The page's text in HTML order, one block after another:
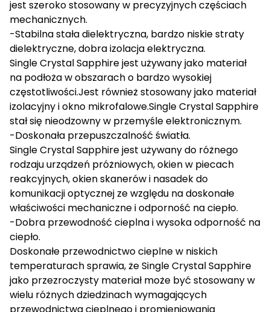
jest szeroko stosowany w precyzyjnych częściach
mechanicznych.
-Stabilna stała dielektryczna, bardzo niskie straty
dielektryczne, dobra izolacja elektryczna.
Single Crystal Sapphire jest używany jako materiał
na podłoża w obszarach o bardzo wysokiej
częstotliwości.Jest również stosowany jako materiał
izolacyjny i okno mikrofalowe.Single Crystal Sapphire
stał się nieodzowny w przemyśle elektronicznym.
-Doskonała przepuszczalność światła.
Single Crystal Sapphire jest używany do różnego
rodzaju urządzeń próżniowych, okien w piecach
reakcyjnych, okien skanerów i nasadek do
komunikacji optycznej ze względu na doskonałe
właściwości mechaniczne i odporność na ciepło.
-Dobra przewodność cieplna i wysoka odporność na
ciepło.
Doskonałe przewodnictwo cieplne w niskich
temperaturach sprawia, że ​​Single Crystal Sapphire
jako przezroczysty materiał może być stosowany w
wielu różnych dziedzinach wymagających